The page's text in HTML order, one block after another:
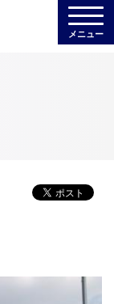
メニュー